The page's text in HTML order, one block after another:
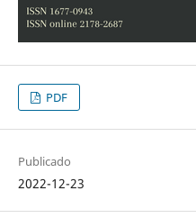
PDF
Publicado
2022-12-23